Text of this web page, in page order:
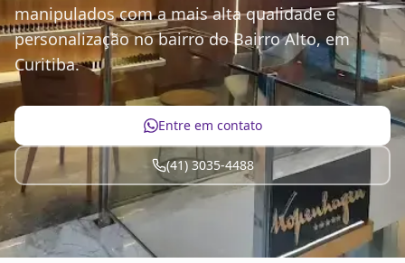
manipulados com a mais alta qualidade e
personalização no bairro do Bairro Alto, em
Curitiba.
Entre em contato
(41) 3035-4488